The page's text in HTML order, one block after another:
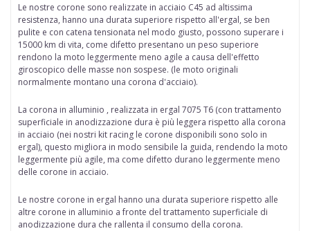
Le nostre corone sono realizzate in acciaio C45 ad altissima
resistenza, hanno una durata superiore rispetto all'ergal, se ben
pulite e con catena tensionata nel modo giusto, possono superare i
15000 km di vita, come difetto presentano un peso superiore
rendono la moto leggermente meno agile a causa dell'effetto
giroscopico delle masse non sospese. (le moto originali
normalmente montano una corona d'acciaio).
La corona in alluminio , realizzata in ergal 7075 T6 (con trattamento
superficiale in anodizzazione dura è più leggera rispetto alla corona
in acciaio (nei nostri kit racing le corone disponibili sono solo in
ergal), questo migliora in modo sensibile la guida, rendendo la moto
leggermente più agile, ma come difetto durano leggermente meno
delle corone in acciaio.
Le nostre corone in ergal hanno una durata superiore rispetto alle
altre corone in alluminio a fronte del trattamento superficiale di
anodizzazione dura che rallenta il consumo della corona.